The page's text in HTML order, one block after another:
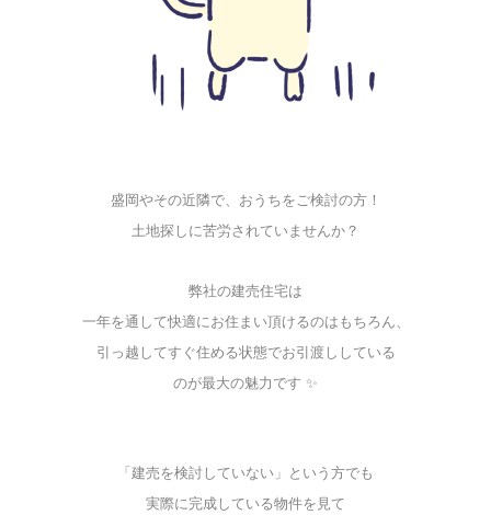
盛岡やその近隣で、おうちをご検討の方！
土地探しに苦労されていませんか？
弊社の建売住宅は
一年を通して快適にお住まい頂けるのはもちろん、
引っ越してすぐ住める状態でお引渡ししている
のが最大の魅力です ✨
「建売を検討していない」という方でも
実際に完成している物件を見て